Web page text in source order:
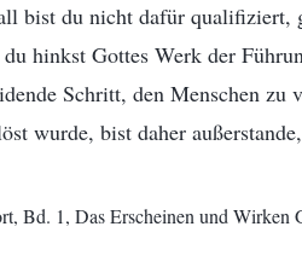
bist du nicht dafür qualifiziert,
hinkst Gottes Werk der
Schritt, den Menschen zu
wurde, bist daher
Bd. 1, Das Erscheinen und Wirken